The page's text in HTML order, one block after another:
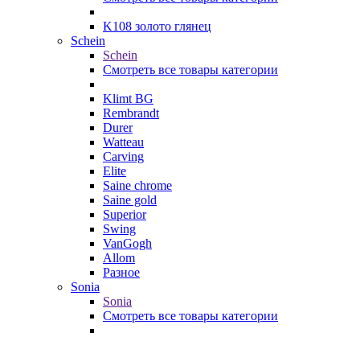
K108 золото глянец
Schein
Schein
Смотреть все товары категории
Klimt BG
Rembrandt
Durer
Watteau
Carving
Elite
Saine chrome
Saine gold
Superior
Swing
VanGogh
Allom
Разное
Sonia
Sonia
Смотреть все товары категории